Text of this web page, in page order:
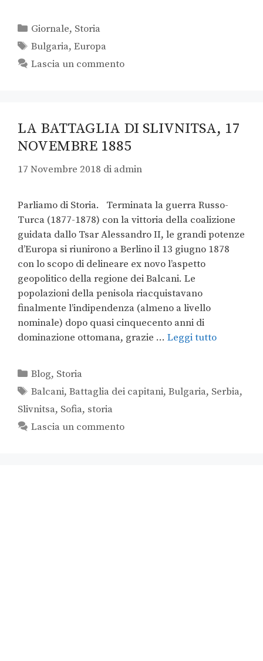
Giornale, Storia
Bulgaria,Europa
Lascia un commento
LA BATTAGLIA DI SLIVNITSA, 17
NOVEMBRE 1885
17 Novembre 2018 di admin
Parliamo di Storia. Terminata la guerra Russo-
Turca (1877-1878) con la vittoria della coalizione
guidata dallo Tsar Alessandro II, le grandi potenze
d’Europa si riunirono a Berlino il 13 giugno 1878
con lo scopo di delineare ex novo l’aspetto
geopolitico della regione dei Balcani. Le
popolazioni della penisola riacquistavano
finalmente l’indipendenza (almeno a livello
nominale) dopo quasi cinquecento anni di
dominazione ottomana, grazie … Leggi tutto
Blog, Storia
Balcani,Battaglia dei capitani,Bulgaria, Serbia,
Slivnitsa, Sofia, storia
Lascia un commento